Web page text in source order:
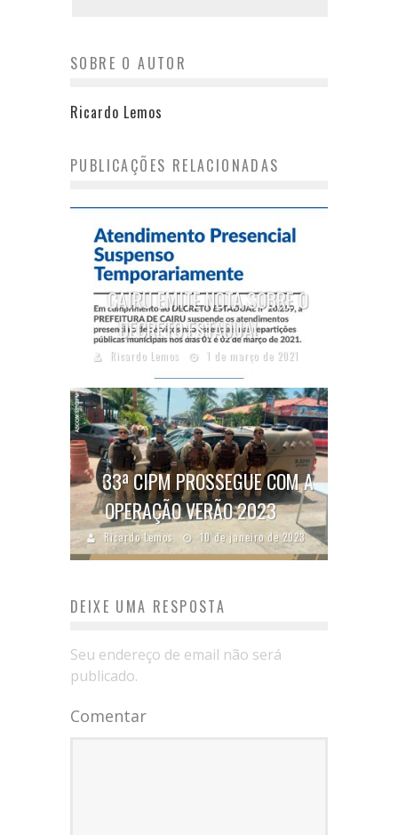
SOBRE O AUTOR
Ricardo Lemos
PUBLICAÇÕES RELACIONADAS
CAIRU EMITE NOTA SOBRE O
DECRETO ESTADUAL
Ricardo Lemos 1 de março de 2021
33ª CIPM PROSSEGUE COM A
OPERAÇÃO VERÃO 2023
Ricardo Lemos 10 de janeiro de 2023
DEIXE UMA RESPOSTA
Seu endereço de email não será
publicado.
Comentar